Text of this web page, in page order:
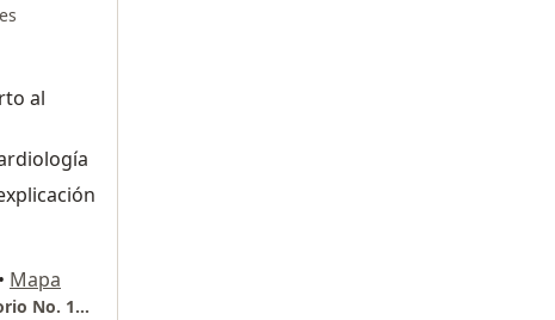
al
• Mapa
CARDIALE ( Hospital Star Médica Consultorio No. 1014)